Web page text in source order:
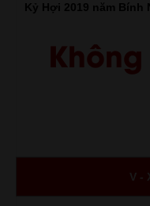
Kỷ Hợi 2019 năm Bính
V -